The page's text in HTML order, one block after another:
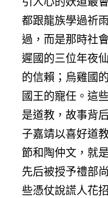
都跟龍族學過祈
過，而是那時社
遲國的三位年夜
的信賴；烏雞國
國王的寵任。這
是道教，故事背
子嘉靖以喜好道
節和陶仲文，就
先后被授予禮部
些憑仗說謊人花